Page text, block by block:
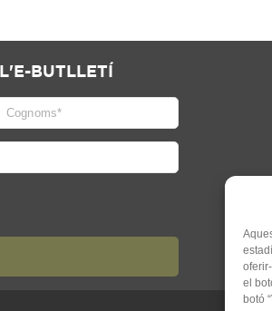
el
botó
BUTLLETÍ